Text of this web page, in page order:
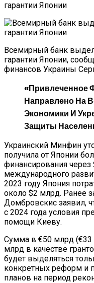
Всемирный банк
гарантии Японии,
финансов Украины
«Привлеченное
Направлено На
Экономики И
Защиты
Украинский Минфин
получила от Японии
финансирования через
международного
2023 году Япония
около $2 млрд. Ранее
Домбровскис заявил,
с 2024 года условия
помощи Киеву.
Сумма в €50 млрд (€33
млрд в качестве
будет выделяться
конкретных реформ и
планов на период